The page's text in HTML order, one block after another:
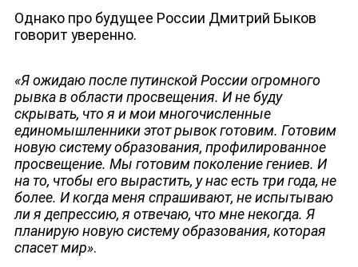
ЮТУБ-КАНАЛ
Однако про будущее России Дмитрий Быков
говорит уверенно.
«Я ожидаю после путинской России огромного
рывка в области просвещения. И не буду
скрывать, что я и мои многочисленные
единомышленники этот рывок готовим. Готовим
новую систему образования, профилированное
просвещение. Мы готовим поколение гениев. И
на то, чтобы его вырастить, у нас есть три года, не
более. И когда меня спрашивают, не испытываю
ли я депрессию, я отвечаю, что мне некогда. Я
планирую новую систему образования, которая
спасет мир».